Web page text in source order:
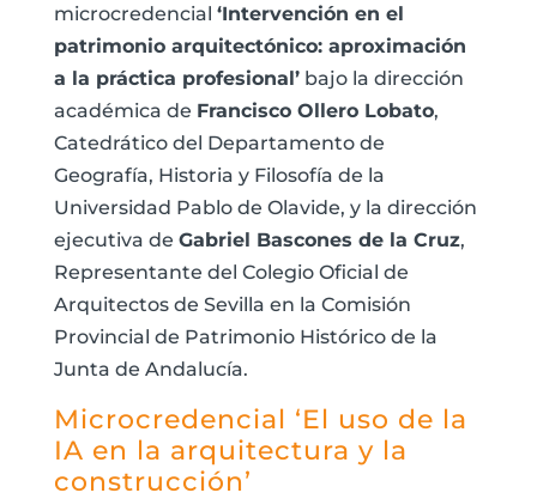
microcredencial ‘Intervención en el
patrimonio arquitectónico: aproximación
a la práctica profesional’bajo la dirección
académica de Francisco Ollero Lobato,
Catedrático del Departamento de
Geografía, Historia y Filosofía de la
Universidad Pablo de Olavide, y la dirección
ejecutiva de Gabriel Bascones de la Cruz,
Representante del Colegio Oficial de
Arquitectos de Sevilla en la Comisión
Provincial de Patrimonio Histórico de la
Junta de Andalucía.
Microcredencial ‘El uso de la
IA en la arquitectura y la
construcción’